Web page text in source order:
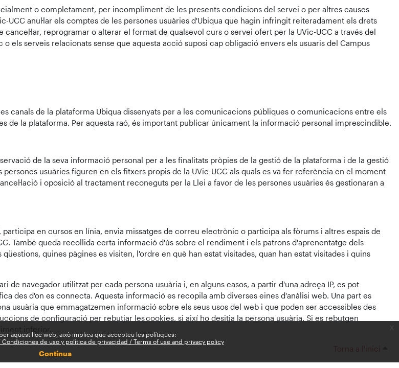
aquest lloc web, això implica que accepteu les polítiques:
de uso y política de privacidad / Terms of use and privacy policy
Continua
o completament, per incompliment de les presents condicions del servei o per altres causes
UCC anul·lar els comptes de les persones usuàries d'Ubiqua que hagin infringit reiteradament els drets
reprogramar o alterar el format de qualsevol curs o servei ofert per la UVic-UCC a través del
els serveis relacionats sense que aquesta acció suposi cap obligació envers els usuaris del Campus
canals de la plataforma Ubiqua dissenyats per a les comunicacions públiques o comunicacions entre els
de la plataforma. Per aquesta raó, és important publicar únicament la informació personal imprescindible.
de la seva informació personal per a les finalitats pròpies de la gestió de la plataforma i de la gestió
usuàries figuren en els fitxers propis de la UVic-UCC als quals es va fer referència en el moment
i oposició al tractament reconeguts per la Llei a favor de les persones usuàries és gestionaran a
en cursos en línia, envia missatges de correu electrònic o participa als fòrums i altres espais de
També queda recollida certa informació d'ús sobre el rendiment i els patrons d'aprenentatge dels
quines pàgines es visiten, l'ordre en què han estat visitades, quan han estat visitades i quins
de navegador utilitzat per cada persona usuària i, en alguns casos, a partir d'una adreça IP, es pot
des d'on es connecta. Aquesta informació es recopila amb diverses eines d'anàlisi web. Una part es
usuària que emmagatzemen informació sobre els seus usos del web i que poden ser accessibles des
de configuració per rebutjar les cookies, si així ho desitja la persona usuària. Si es rebutgen
Torna a l'inici